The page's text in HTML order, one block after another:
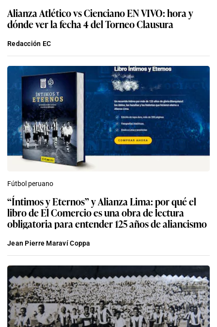
Alianza Atlético vs Cienciano EN VIVO: hora y
dónde ver la fecha 4 del Torneo Clausura
Redacción EC
Fútbol peruano
“Íntimos y Eternos” y Alianza Lima: por qué el
libro de El Comercio es una obra de lectura
obligatoria para entender 125 años de aliancismo
Jean Pierre Maraví Coppa